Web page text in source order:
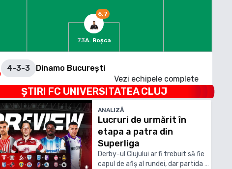
6.7
73A. Roșca
4-3-3
Dinamo București
Vezi echipele complete
ȘTIRI FC UNIVERSITATEA CLUJ
ANALIZĂ
Lucruri de urmărit în
etapa a patra din
Superliga
Derby-ul Clujului ar fi trebuit să fie
capul de afiș al rundei, dar partida a